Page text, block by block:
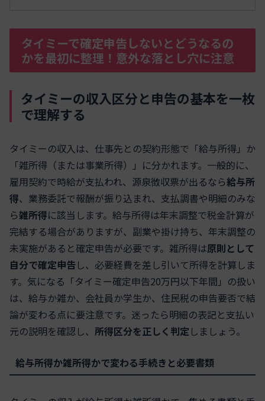
タイミーで確定申告しないとどうなるの
かを最初に整理！意外な落とし穴に注意
タイミーの収入区分と申告の基本を一枚
で理解する
タイミーの収入は、仕事先との契約形態で「給与所得」か
「雑所得（または事業所得）」に分かれます。一般的に、
雇用契約で時給が支払われ、源泉徴収票が出るなら給与所
得、業務委託で報酬が振り込まれ、支払調書や明細のみな
ら雑所得に該当します。給与所得は年末調整で税金計算が
完結する場合がありますが、副業や掛け持ち、年末調整の
未実施があると確定申告が必要です。雑所得は原則として
自分で確定申告し、必要経費を差し引いて所得を計算しま
す。気になる「タイミー確定申告20万円以下年間」の扱い
は、給与か雑か、会社員か学生か、住民税の申告要否で結
論が変わる点に要注意です。迷ったら明細の表記と支払い
元の説明を確認し、 所得区分を正しく判定 しましょう。
給与所得か雑所得かで変わる手続きと必要書類